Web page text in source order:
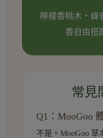
檸檬香桃木・蜂
香自由搭
常見
Q1：MooGoo
不是。MooGoo 草